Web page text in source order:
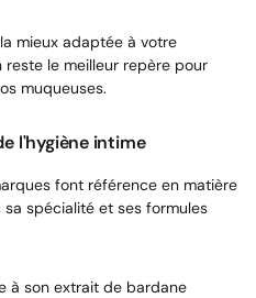
mieux adaptée à votre
reste le meilleur repère pour
muqueuses.
l'hygiène intime
font référence en matière
spécialité et ses formules
à son extrait de bardane